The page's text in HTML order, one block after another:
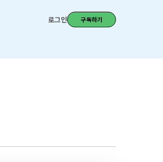
로그인 구독하기